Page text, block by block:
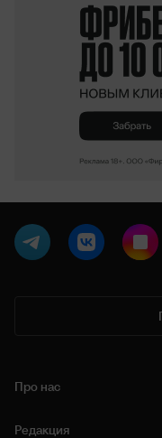
Про нас
Редакция